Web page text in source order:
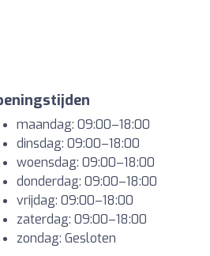
maandag: 09:00–18:00
dinsdag: 09:00–18:00
woensdag: 09:00–18:00
donderdag: 09:00–18:00
vrijdag: 09:00–18:00
zaterdag: 09:00–18:00
zondag: Gesloten